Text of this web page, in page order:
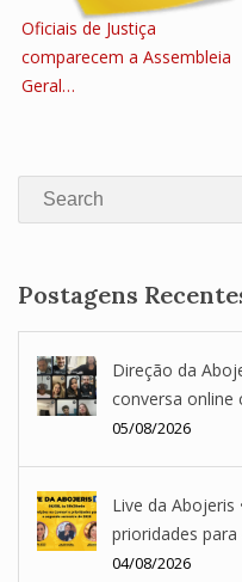
Oficiais de Justiça
comparecem a Assembleia
Geral…
Search
Postagens
Direção da
conversa online
05/08/2026
Live da Abojeris
prioridades
04/08/2026